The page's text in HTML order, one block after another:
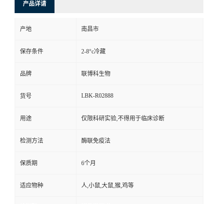
产品详请
产地 南昌市
保存条件 2-8°c冷藏
品牌 联博科生物
货号 LBK-R02888
用途 仅限科研实验,不得用于临床诊断
检测方法 酶联免疫法
保质期 6个月
适应物种 人,小鼠,大鼠,猴,鸡等